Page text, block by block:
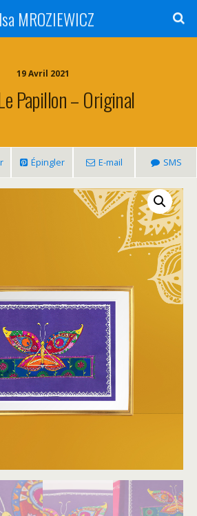
MROZIEWICZ
19 Avril 2021
Papillon – Original
Épingler E-mail SMS